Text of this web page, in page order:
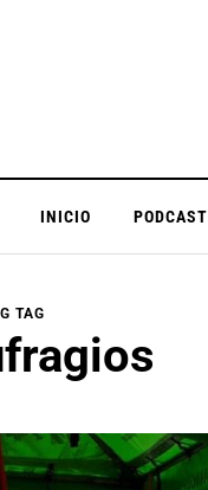
INICIO PODCAST
TAG